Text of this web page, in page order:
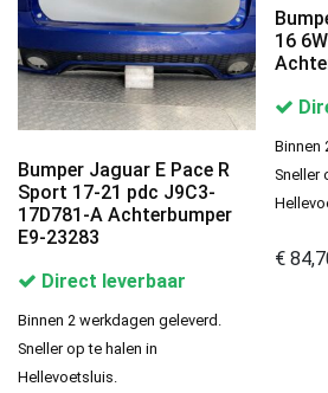
Bumper Jaguar E Pace R
Sport 17-21 pdc J9C3-
17D781-A Achterbumper
E9-23283
Direct leverbaar
Binnen 2 werkdagen geleverd.
Sneller op te halen in
Hellevoetsluis.
16
Binnen
Sneller
€